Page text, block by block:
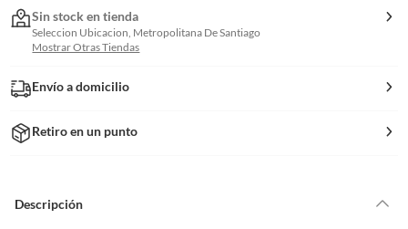
Sin stock en tienda
Seleccion Ubicacion, Metropolitana De Santiago
Mostrar Otras Tiendas
Envío a domicilio
Retiro en un punto
Descripción